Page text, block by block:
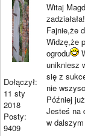
Dołączył:
11 sty
2018
Posty:
9409
Witaj
Fajnie,że
Widzę,że
ogrodu
unikniesz
się z
nie
Później
Jesteś na
w